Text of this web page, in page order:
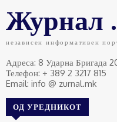
Журнал
независен информативен
Адреса: 8 Ударна Бригада
Телефон: + 389 2 3217 815
Email: info @ zurnal.mk
ОД УРЕДНИКОТ